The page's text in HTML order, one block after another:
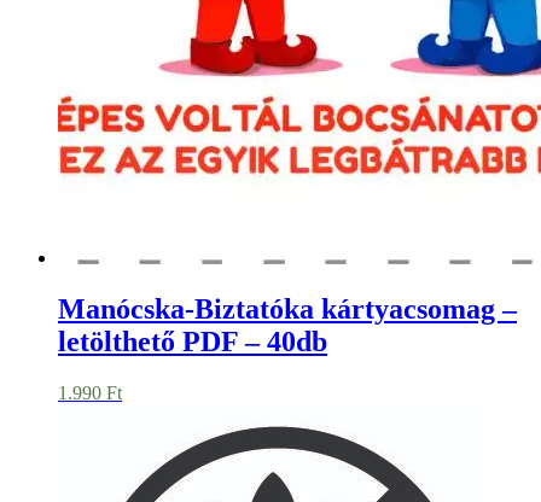
Manócska-Biztatóka kártyacsomag –
letölthető PDF – 40db
1.990 Ft